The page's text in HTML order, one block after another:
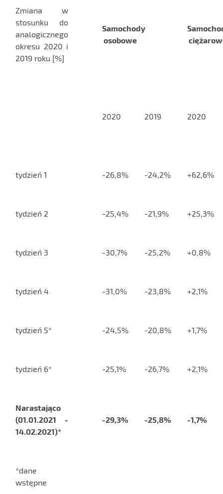
Zmiana w
stosunku do
analogicznego
okresu 2020 i
2019 roku [%]
Samochody
osobowe
2020 2019 2020
tydzień 1 -26,8% -24,2% +62,6%
tydzień 2 -25,4% -21,9% +25,3%
tydzień 3 -30,7% -25,2% +0,8%
tydzień 4 -31,0% -23,8% +2,1%
tydzień 5* -24,5% -20,8% +1,7%
tydzień 6* -25,1% -26,7% +2,1%
Narastająco
(01.01.2021 -
14.02.2021)*
-29,3% -25,8% -1,7%
*dane
wstępne